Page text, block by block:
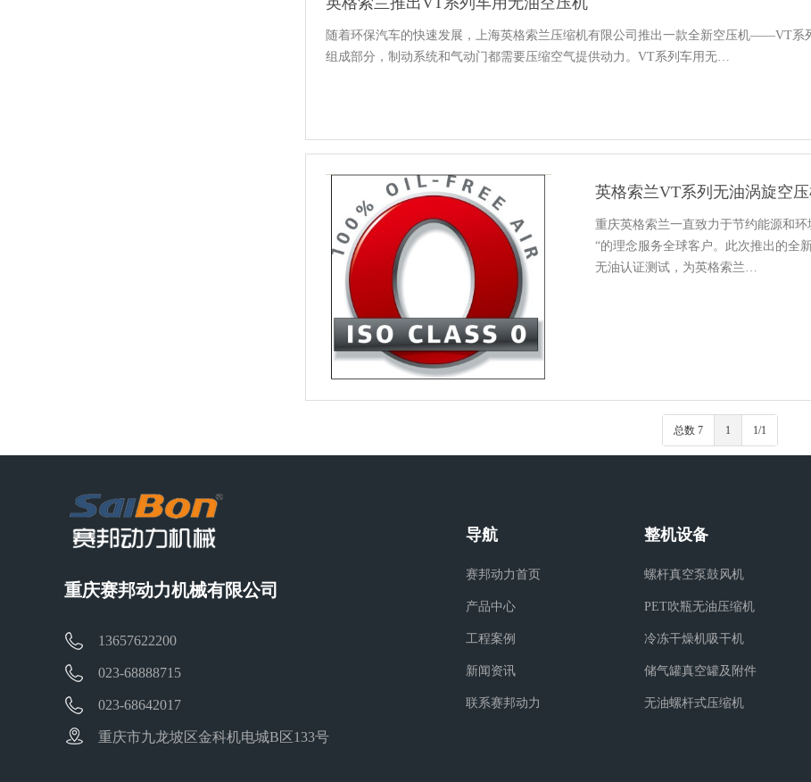
随着环保汽车的快速发展，上海英格索兰压缩机有限公司推出一款全新空压机——VT系
组成部分，制动系统和气动门都需要压缩空气提供动力。VT系列车用无…
英格索兰VT系列无油涡旋空
重庆英格索兰一直致力于节约能源和
“的理念服务全球客户。此次推出的全
无油认证测试，为英格索兰…
总数 7 1 1/1
重庆赛邦动力机械有限公司
13657622200
023-68888715
023-68642017
重庆市九龙坡区金科机电城B区133号
导航
赛邦动力首页
产品中心
工程案例
新闻资讯
联系赛邦动力
整机设备
螺杆真空泵鼓风机
PET吹瓶无油压缩机
冷冻干燥机吸干机
储气罐真空罐及附件
无油螺杆式压缩机